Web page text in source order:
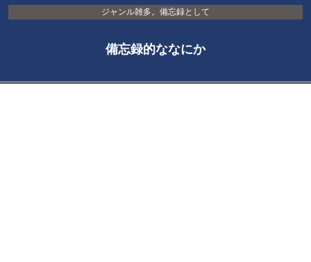
ジャンル雑多。備忘録として
備忘録的ななにか